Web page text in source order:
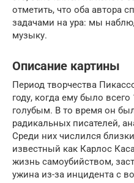
отметить, что оба автора
задачами на ура: мы
музыку.
Описание картины
Период творчества
году, когда ему было
голубым. В то время он
радикальных писателей,
Среди них числился
известный как Карлос
жизнь самоубийством,
ужина из-за инцидента с